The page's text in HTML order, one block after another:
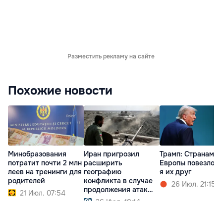
Разместить рекламу на сайте
Похожие новости
Минобразования
потратит почти 2 млн
леев на тренинги для
родителей
21 Июл. 07:54
Иран пригрозил
расширить
географию
конфликта в случае
продолжения атак
США
Трамп: Cтранам
Европы повезло,
я их друг
26 Июл. 21:15